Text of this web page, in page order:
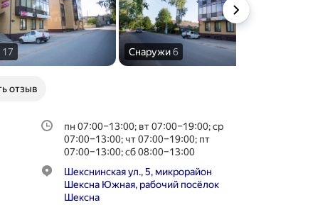
17 Снаружи6
отзыв
пн 07:00–13:00; вт 07:00–19:00; ср
07:00–13:00; чт 07:00–19:00; пт
07:00–13:00; сб 08:00–13:00
Шекснинская ул., 5, микрорайон
Шексна Южная, рабочий посёлок
Шексна